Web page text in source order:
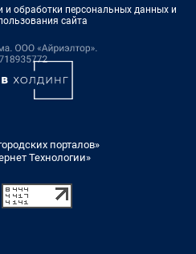
и обработки персональных данных и
сайта
порталов»
Технологии»